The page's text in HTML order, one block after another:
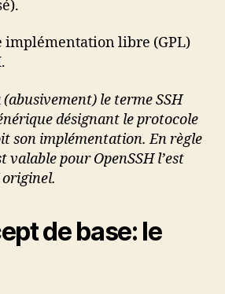
implémentation libre (GPL)
le terme SSH
désignant le protocole
son implémentation. En règle
valable pour OpenSSH l’est
originel.
de base: le